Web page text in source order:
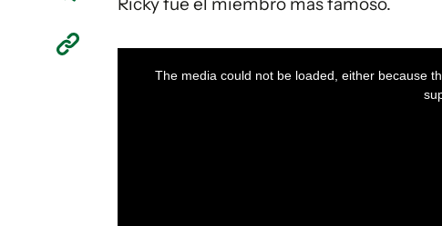
This
The media could not be loaded, either because